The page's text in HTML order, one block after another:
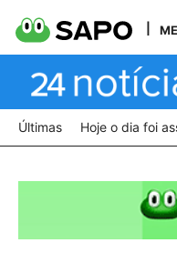
Últimas Hoje o dia foi